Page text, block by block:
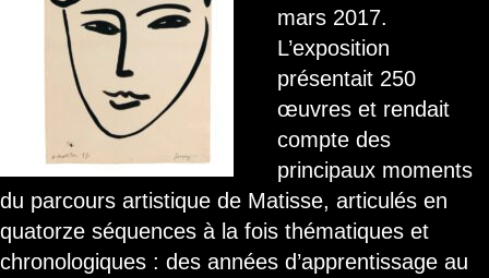
mars 2017.
L’exposition
présentait 250
œuvres et rendait
compte des
principaux moments
du parcours artistique de Matisse, articulés en
quatorze séquences à la fois thématiques et
chronologiques : des années d’apprentissage au